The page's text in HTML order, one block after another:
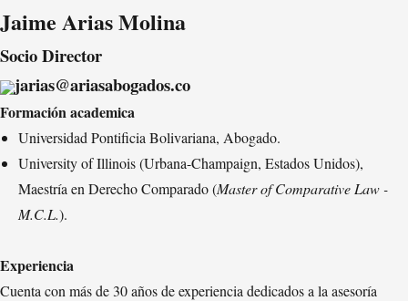
Jaime Arias Molina
Socio Director
jarias@ariasabogados.co
Formación academica
Universidad Pontificia Bolivariana, Abogado.
University of Illinois (Urbana-Champaign, Estados Unidos),
Maestría en Derecho Comparado (Master of Comparative Law -
M.C.L.).
Experiencia
Cuenta con más de 30 años de experiencia dedicados a la asesoría